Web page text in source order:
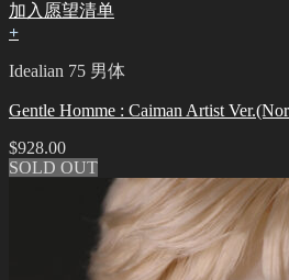
加入愿望清单
+
Idealian 75 男体
Gentle Homme : Caiman Artist
$928.00
SOLD OUT